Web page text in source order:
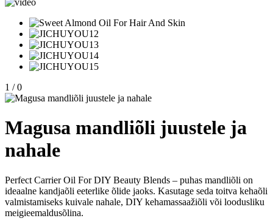
1 / 0
Magusa mandliõli juustele ja
nahale
Perfect Carrier Oil For DIY Beauty Blends – puhas mandliõli on
ideaalne kandjaõli eeterlike õlide jaoks. Kasutage seda toitva kehaõli
valmistamiseks kuivale nahale, DIY kehamassaažiõli või loodusliku
meigieemaldusõlina.